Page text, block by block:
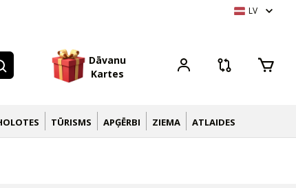
LV
Dāvanu
Kartes
TŪRISMS APĢĒRBI ZIEMA ATLAIDES